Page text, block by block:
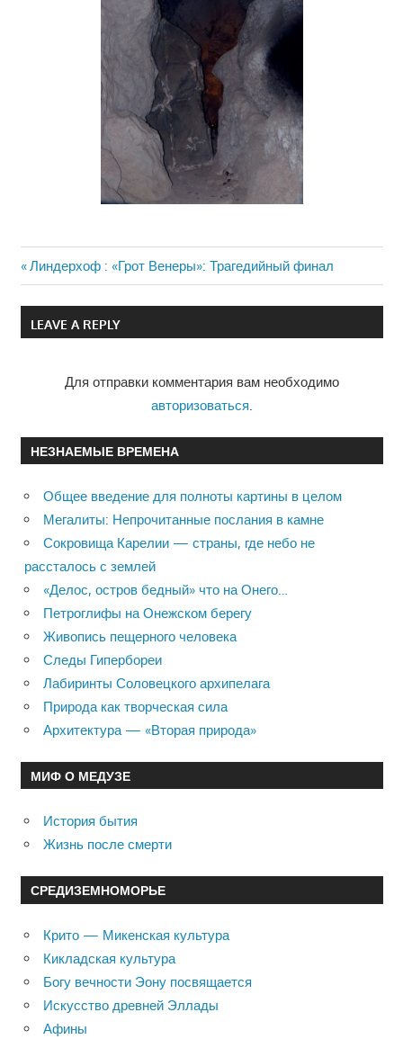
Навигация
по
Previous
Post:
Линдерхоф : «Грот Венеры»: Трагедийный финал
LEAVE A REPLY
Для отправки комментария вам необходимо
авторизоваться
НЕЗНАЕМЫЕ ВРЕМЕНА
Общее введение для полноты картины в целом
Мегалиты: Непрочитанные послания в камне
Сокровища Карелии — страны, где небо не
рассталось с землей
«Делос, остров бедный» что на Онего…
Петроглифы на Онежском берегу
Живопись пещерного человека
Следы Гипербореи
Лабиринты Соловецкого архипелага
Природа как творческая сила
Архитектура — «Вторая природа»
МИФ О МЕДУЗЕ
История бытия
Жизнь после смерти
СРЕДИЗЕМНОМОРЬЕ
Крито — Микенская культура
Кикладская культура
Богу вечности Эону посвящается
Искусство древней Эллады
Афины